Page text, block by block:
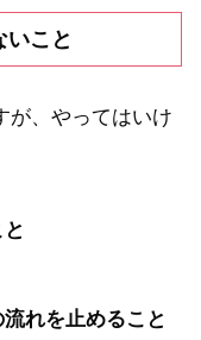
いこと
が、やってはいけ
れを止めること